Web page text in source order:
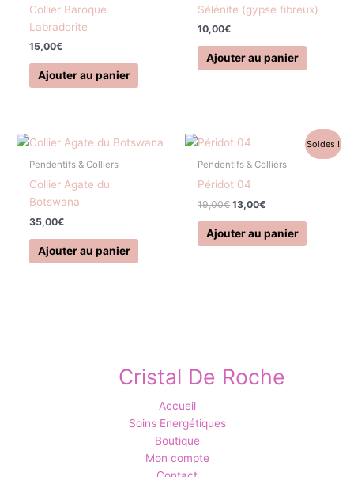
Collier Baroque
Labradorite
15,00€
Ajouter au panier
Sélénite (gypse fibreux)
10,00€
Ajouter au panier
Pendentifs & Colliers
Collier Agate du
Botswana
35,00€
Ajouter au panier
Soldes !
Pendentifs & Colliers
Péridot 04
19,00€
Le
initial
19,00€.
13,00€
actuel
Ajouter au panier
Cristal De Roche
Accueil
Soins Energétiques
Boutique
Mon compte